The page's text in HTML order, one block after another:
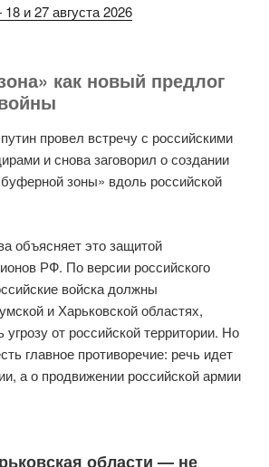
и 27 августа 2026
как новый предлог
провел встречу с российскими
и снова заговорил о создании
зоны» вдоль российской
объясняет это защитой
РФ. По версии российского
войска должны
и Харьковской областях,
угрозу от российской территории. Но
главное противоречие: речь идет
а о продвижении российской армии
области — не